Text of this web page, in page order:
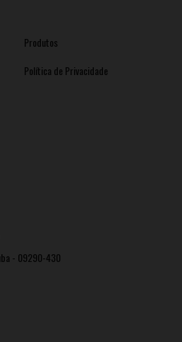
Produtos
Política de Privacidade
- 09290-430